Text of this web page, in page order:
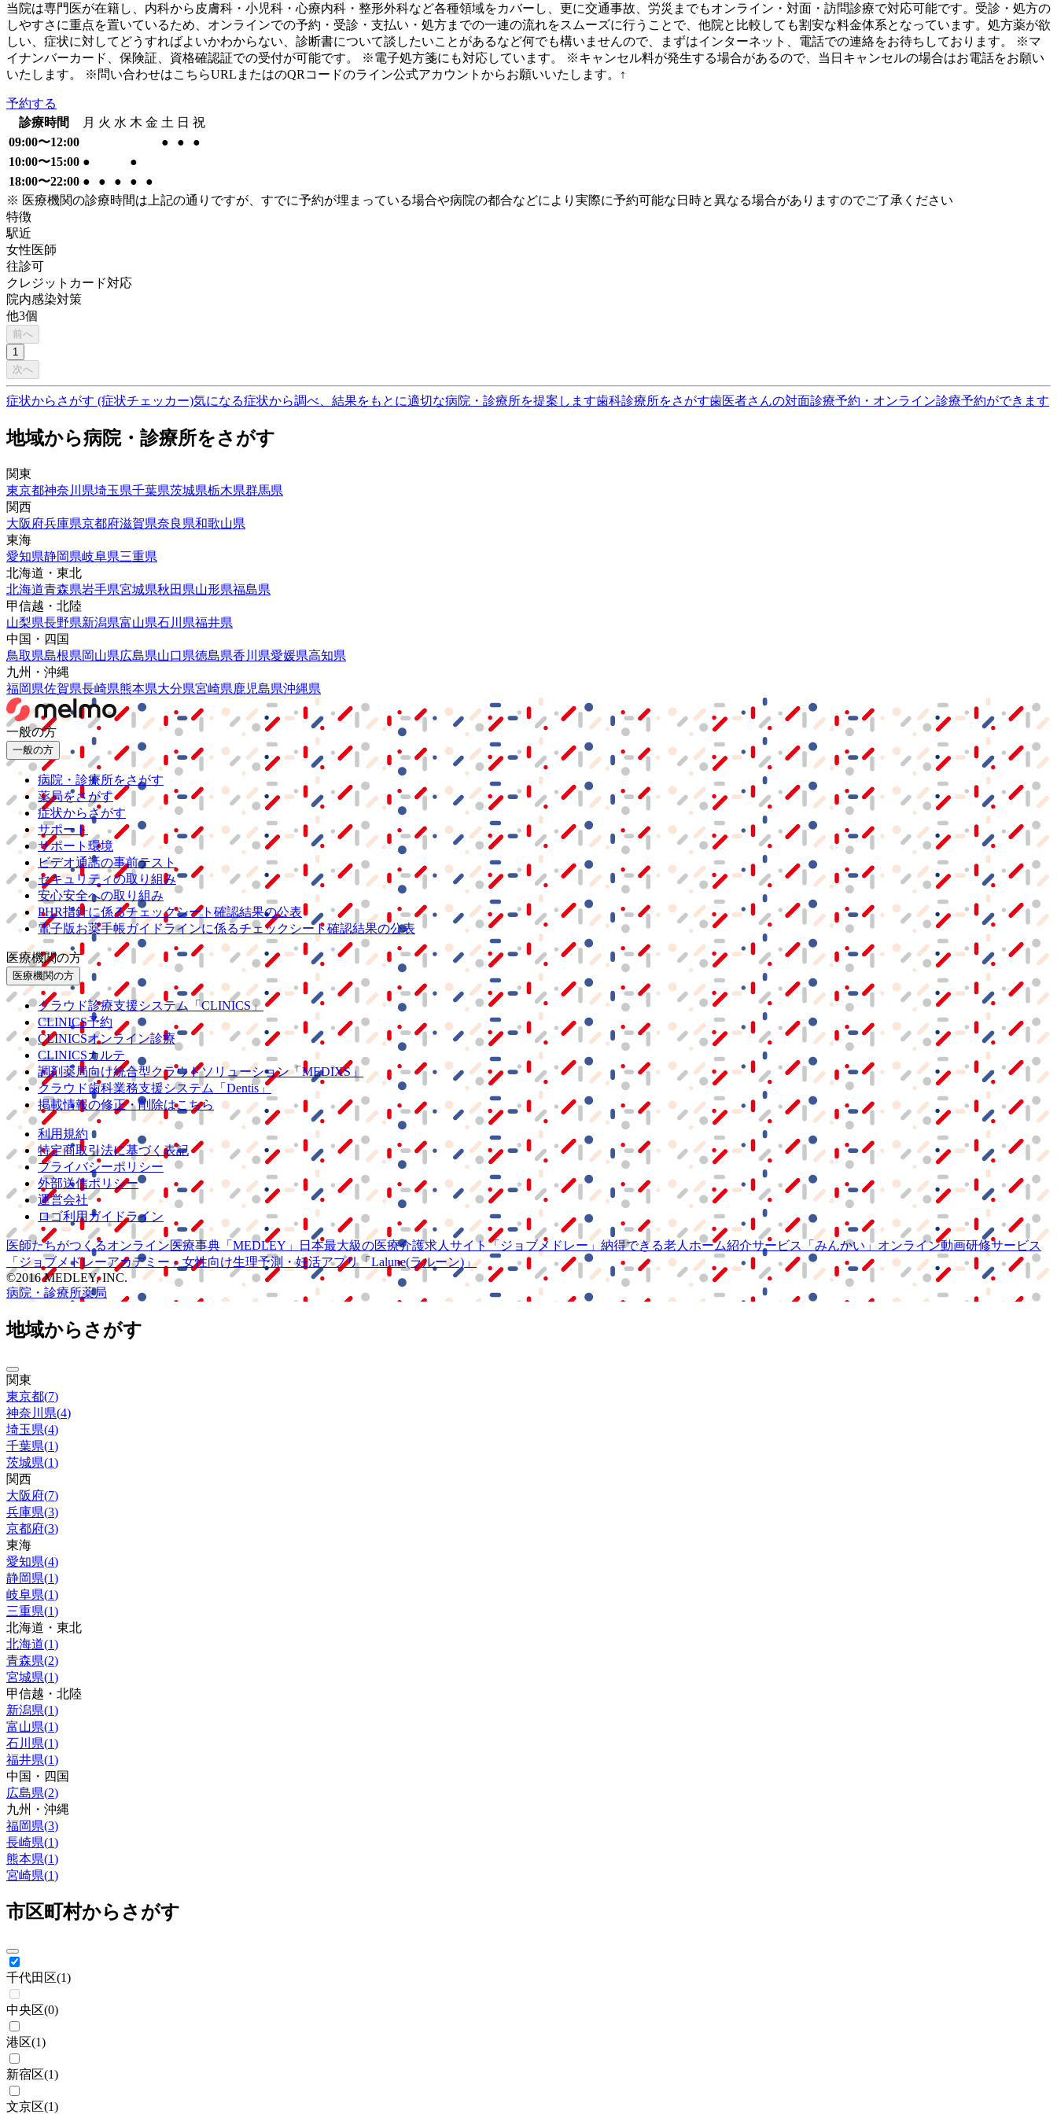
当院は専門医が在籍し、内科から皮膚科・小児科・心療内科・整形外科など各種領域をカバーし、更に交通事故、労災までもオンライン・対面・訪問診療で対応可能です。受診・処方の
しやすさに重点を置いているため、オンラインでの予約・受診・支払い・処方までの一連の流れをスムーズに行うことで、他院と比較しても割安な料金体系となっています。処方薬が欲
しい、症状に対してどうすればよいかわからない、診断書について談したいことがあるなど何でも構いませんので、まずはインターネット、電話での連絡をお待ちしております。 ※マ
イナンバーカード、保険証、資格確認証での受付が可能です。 ※電子処方箋にも対応しています。 ※キャンセル料が発生する場合があるので、当日キャンセルの場合はお電話をお願い
いたします。 ※問い合わせはこちらURLまたはのQRコードのライン公式アカウントからお願いいたします。↑
予約する
診療時間
月 火 水 木 金 土 日 祝
09:00〜12:00
● ●
●
10:00〜15:00 ●
●
18:00〜22:00 ● ● ● ●
●
※ 医療機関の診療時間は上記の通りですが、すでに予約が埋まっている場合や病院の都合などにより実際に予約可能な日時と異なる場合がありますのでご了承ください
特徴
駅近
女性医師
往診可
クレジットカード対応
院内感染対策
他3個
前へ
1
次へ
症状からさがす (症状チェッカー)気になる症状から調べ、結果をもとに適切な病院・診療所を提案します歯科診療所をさがす歯医者さんの対面診療予約・オンライン診療予約ができます
地域から病院・診療所をさがす
関東
東京都神奈川県埼玉県千葉県茨城県栃木県群馬県
関西
大阪府兵庫県京都府滋賀県奈良県和歌山県
東海
愛知県静岡県岐阜県三重県
北海道・東北
北海道青森県岩手県宮城県秋田県山形県福島県
甲信越・北陸
山梨県長野県新潟県富山県石川県福井県
中国・四国
鳥取県島根県岡山県広島県山口県徳島県香川県愛媛県高知県
九州・沖縄
福岡県佐賀県長崎県熊本県大分県宮崎県鹿児島県沖縄県
一般の方
一般の方
病院・診療所をさがす
薬局をさがす
症状からさがす
サポート
サポート環境
ビデオ通話の事前テスト
セキュリティの取り組み
安心安全への取り組み
PHR指針に係るチェックシート確認結果の公表
電子版お薬手帳ガイドラインに係るチェックシート確認結果の公表
医療機関の方
医療機関の方
クラウド診療支援システム
「CLINICS」
CLINICS予約
CLINICSオンライン診療
CLINICSカルテ
調剤薬局向け統合型クラウドソリューション「MEDIXS」
クラウド歯科業務支援システム
「Dentis」
掲載情報の修正・削除はこちら
利用規約
特定商取引法に基づく表記
プライバシーポリシー
外部送信ポリシー
運営会社
ロゴ利用ガイドライン
医師たちがつくるオンライン医療事典 「MEDLEY」 日本最大級の医療介護求人サイト 「ジョブメドレー」 納得できる老人ホーム紹介サービス 「みんかい」 オンライン動画研修サービス
「ジョブメドレーアカデミー」 女性向け生理予測・妊活アプリ「Lalune(ラルーン)」
©2016 MEDLEY, INC.
病院・診療所薬局
地域からさがす
関東
東京都(7)
神奈川県(4)
埼玉県(4)
千葉県(1)
茨城県(1)
関西
大阪府(7)
兵庫県(3)
京都府(3)
東海
愛知県(4)
静岡県(1)
岐阜県(1)
三重県(1)
北海道・東北
北海道(1)
青森県(2)
宮城県(1)
甲信越・北陸
新潟県(1)
富山県(1)
石川県(1)
福井県(1)
中国・四国
広島県(2)
九州・沖縄
福岡県(3)
長崎県(1)
熊本県(1)
宮崎県(1)
市区町村からさがす
千代田区(1)
中央区(0)
港区(1)
新宿区(1)
文京区(1)